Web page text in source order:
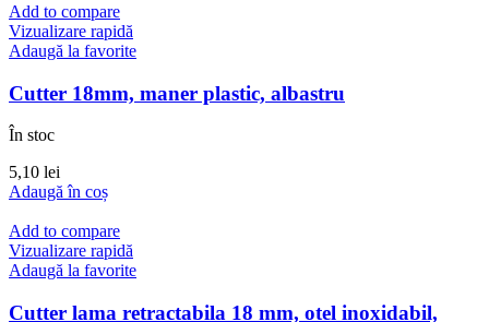
Add to compare
Vizualizare rapidă
Adaugă la favorite
Cutter 18mm, maner plastic, albastru
În stoc
5,10 lei
Adaugă în coș
Add to compare
Vizualizare rapidă
Adaugă la favorite
Cutter lama retractabila 18 mm, otel inoxidabil,